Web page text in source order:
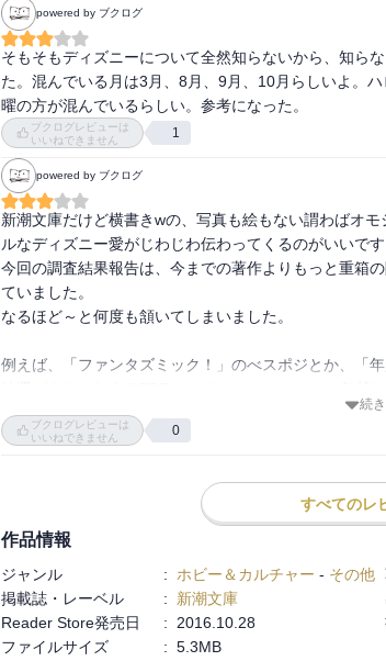
powered by ブクログ
そもそもディズニーについて全然知らないから、知ら
た。混んでいる月は3月、8月、9月、10月らしいよ。
曜の方が混んでいるらしい。参考になった。
ブクログレビューは
いいねできません
1
powered by ブクログ
新潮文庫だけど横書きwの、写真も絵もない謂わばオ
ルなディズニー愛がじわじわ伝わってくるのがいいです
今回の調査結果報告は、今までの著作よりもっと重箱
ていました。
なるほど～と何度も頷いてしまいました。
例えば、「ファンタズミック！」のべスポジとか、「
大体は経験から知ってることが多く載ってましたが、
最初にランドに自販機できた時には衝撃を受けたけどw
シーにはまだないのですよ。
続
ブクログレビューは
いいねできません
0
すべてのレ
作品情報
ジャンル : ホビー＆カルチャー - その他
掲載誌・レーベル
: 新潮文庫
Reader Store発売日
: 2016.10.28
ファイルサイズ
: 5.3MB